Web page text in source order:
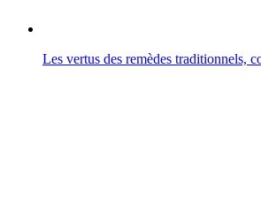
Les vertus des remèdes traditionnels,